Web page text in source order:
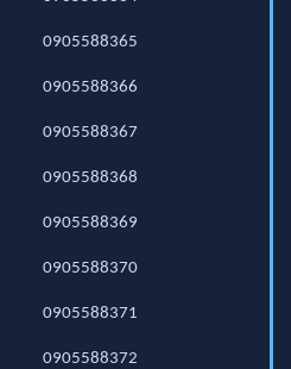
0905588365
0905588366
0905588367
0905588368
0905588369
0905588370
0905588371
0905588372